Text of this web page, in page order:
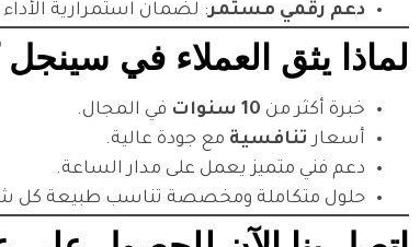
دعم رقمي مستمر: لضمان استمرارية الأداء
لماذا يثق العملاء في
خبرة أكثر من 10 سنوات
في المجال.
أسعار تنافسية مع جودة عالية.
دعم فني متميز يعمل على مدار الساعة.
حلول متكاملة ومخصصة تناسب طبيعة كل